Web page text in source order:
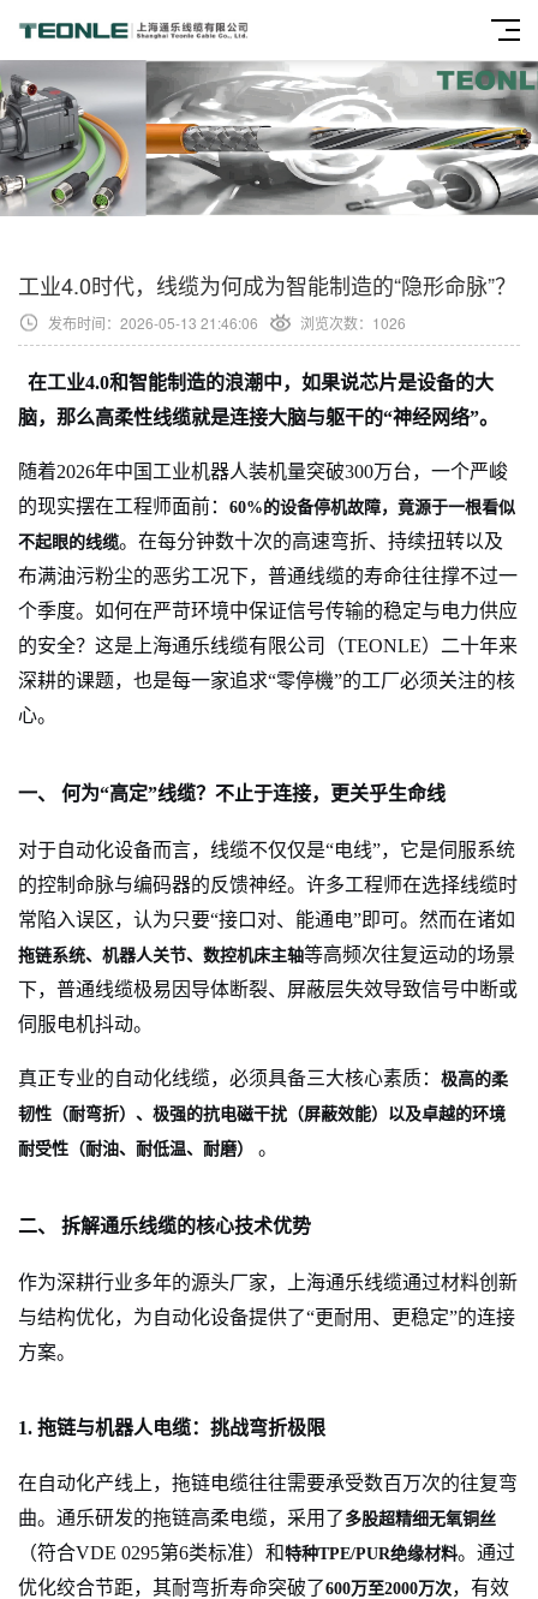
工业4.0时代，线缆为何成为智能制造的“隐形命脉”？
发布时间：2026-05-13 21:46:06 浏览次数： 1026
在工业4.0和智能制造的浪潮中，如果说芯片是设备的大
脑，那么高柔性线缆就是连接大脑与躯干的“神经网络”。
随着2026年中国工业机器人装机量突破300万台，一个严峻
的现实摆在工程师面前： 60%的设备停机故障，竟源于一根看似
不起眼的线缆。在每分钟数十次的高速弯折、持续扭转以及
布满油污粉尘的恶劣工况下，普通线缆的寿命往往撑不过一
个季度。如何在严苛环境中保证信号传输的稳定与电力供应
的安全？这是上海通乐线缆有限公司（TEONLE）二十年来
深耕的课题，也是每一家追求“零停機”的工厂必须关注的核
心。
一、 何为“高定”线缆？不止于连接，更关乎生命线
对于自动化设备而言，线缆不仅仅是“电线”，它是伺服系统
的控制命脉与编码器的反馈神经。许多工程师在选择线缆时
常陷入误区，认为只要“接口对、能通电”即可。然而在诸如
拖链系统、机器人关节、数控机床主轴等高频次往复运动的场景
下，普通线缆极易因导体断裂、屏蔽层失效导致信号中断或
伺服电机抖动。
真正专业的自动化线缆，必须具备三大核心素质： 极高的柔
韧性（耐弯折）、极强的抗电磁干扰（屏蔽效能）以及卓越的环境
耐受性（耐油、耐低温、耐磨）
。
二、 拆解通乐线缆的核心技术优势
作为深耕行业多年的源头厂家，上海通乐线缆通过材料创新
与结构优化，为自动化设备提供了“更耐用、更稳定”的连接
方案。
1. 拖链与机器人电缆：挑战弯折极限
在自动化产线上，拖链电缆往往需要承受数百万次的往复弯
曲。通乐研发的拖链高柔电缆，采用了 多股超精细无氧铜丝
（符合VDE 0295第6类标准）和特种TPE/PUR绝缘材料。通过
优化绞合节距，其耐弯折寿命突破了600万至2000万次，有效